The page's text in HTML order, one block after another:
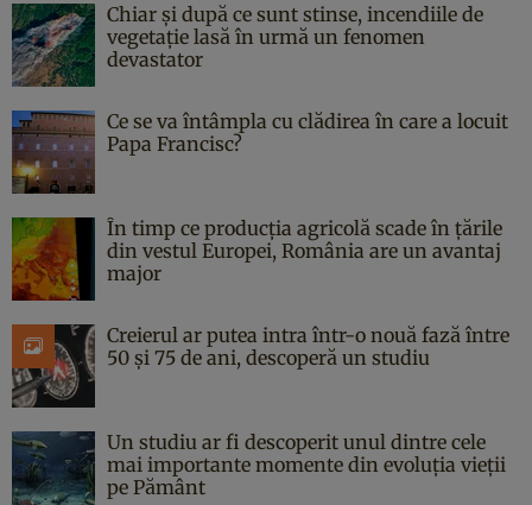
Chiar și după ce sunt stinse, incendiile de
vegetație lasă în urmă un fenomen
devastator
Ce se va întâmpla cu clădirea în care a locuit
Papa Francisc?
În timp ce producția agricolă scade în țările
din vestul Europei, România are un avantaj
major
Creierul ar putea intra într-o nouă fază între
50 și 75 de ani, descoperă un studiu
Un studiu ar fi descoperit unul dintre cele
mai importante momente din evoluția vieții
pe Pământ